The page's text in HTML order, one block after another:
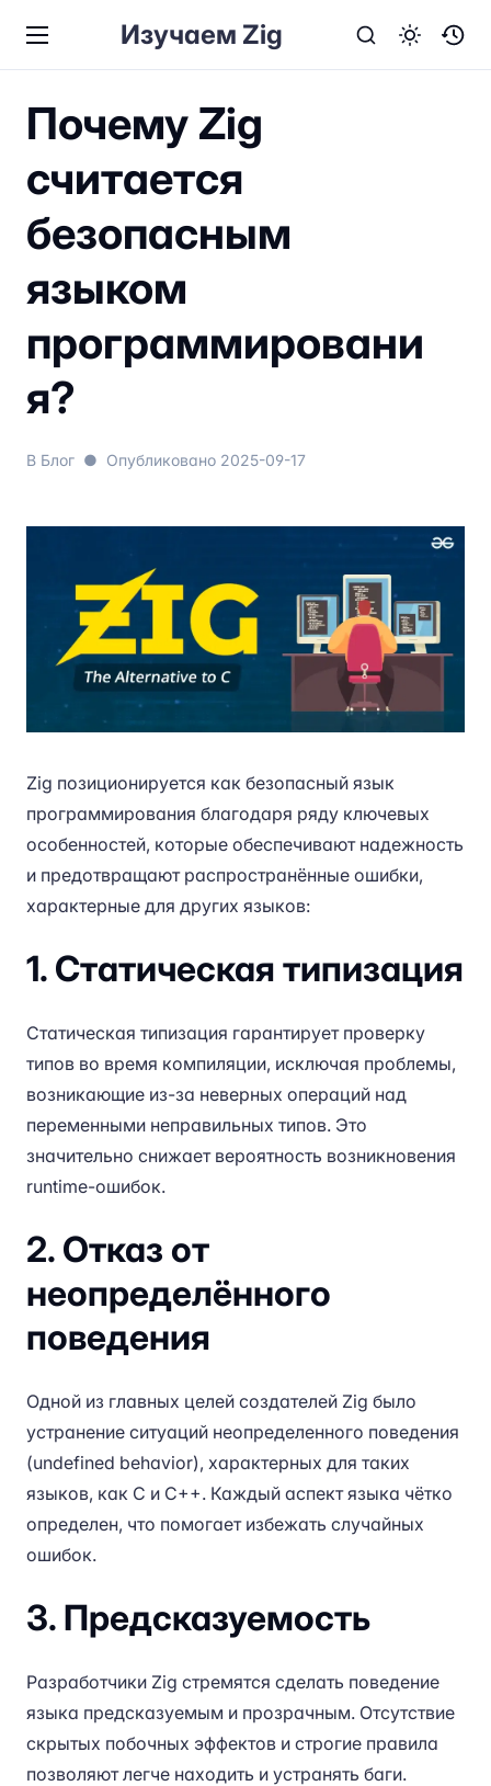
Изучаем Zig
Почему Zig
считается
безопасным
языком
программировани
я?
В Блог ● Опубликовано 2025-09-17
Zig позиционируется как безопасный язык
программирования благодаря ряду ключевых
особенностей, которые обеспечивают надежность
и предотвращают распространённые ошибки,
характерные для других языков:
1. Статическая типизация
Статическая типизация гарантирует проверку
типов во время компиляции, исключая проблемы,
возникающие из-за неверных операций над
переменными неправильных типов. Это
значительно снижает вероятность возникновения
runtime-ошибок.
2. Отказ от
неопределённого
поведения
Одной из главных целей создателей Zig было
устранение ситуаций неопределенного поведения
(undefined behavior), характерных для таких
языков, как C и C++. Каждый аспект языка чётко
определен, что помогает избежать случайных
ошибок.
3. Предсказуемость
Разработчики Zig стремятся сделать поведение
языка предсказуемым и прозрачным. Отсутствие
скрытых побочных эффектов и строгие правила
позволяют легче находить и устранять баги.